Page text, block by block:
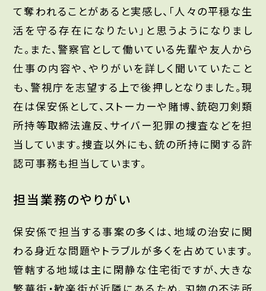
て奪われることがあると実感し、「人々の平穏な生
活を守る存在になりたい」と思うようになりまし
た。また、警察官として働いている先輩や友人から
仕事の内容や、やりがいを詳しく聞いていたこと
も、警視庁を志望する上で後押しとなりました。現
在は保安係として、ストーカーや賭博、銃砲刀剣類
所持等取締法違反、サイバー犯罪の捜査などを担
当しています。捜査以外にも、銃の所持に関する許
認可事務も担当しています。
担当業務のやりがい
保安係で担当する事案の多くは、地域の治安に関
わる身近な問題やトラブルが多くを占めています。
管轄する地域は主に閑静な住宅街ですが、大きな